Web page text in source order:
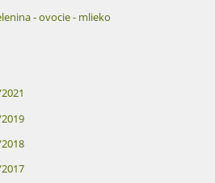
- ovocie - mlieko